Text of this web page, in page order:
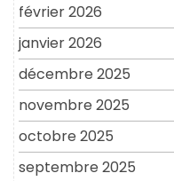
février 2026
janvier 2026
décembre 2025
novembre 2025
octobre 2025
septembre 2025